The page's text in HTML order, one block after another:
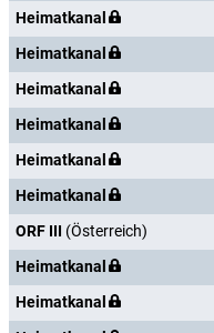
Heimatkanal
Heimatkanal
Heimatkanal
Heimatkanal
Heimatkanal
Heimatkanal
ORF III (Österreich)
Heimatkanal
Heimatkanal